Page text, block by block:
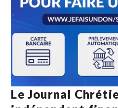
Le Journal